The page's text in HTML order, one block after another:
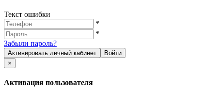
Текст ошибки
*
*
Забыли пароль?
Активировать личный кабинет
Войти
×
Активация пользователя